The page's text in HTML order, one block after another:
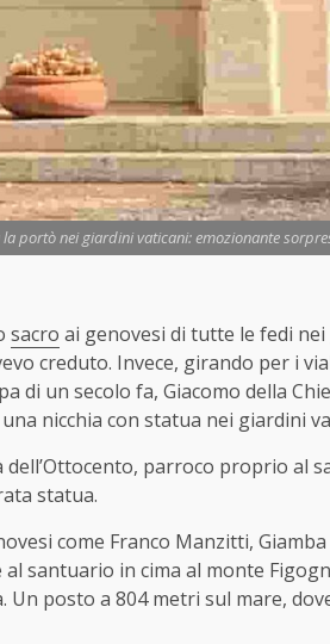
portò nei giardini vaticani: emozionante
sacro ai genovesi di tutte le fedi
creduto. Invece, girando per i
di un secolo fa, Giacomo della
nicchia con statua nei giardini
parroco proprio al
statua.
come Franco Manzitti,
santuario in cima al monte
posto a 804 metri sul mare,